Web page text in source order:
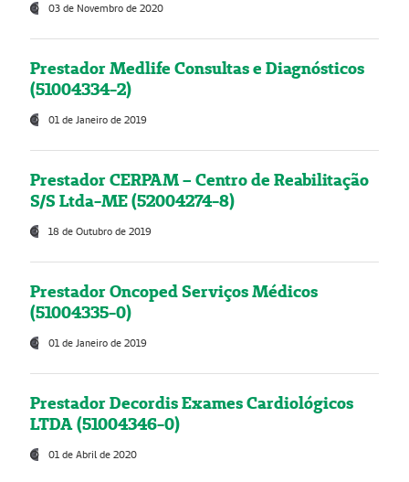
03 de Novembro de 2020
Prestador Medlife Consultas e Diagnósticos
(51004334-2)
01 de Janeiro de 2019
Prestador CERPAM – Centro de Reabilitação
S/S Ltda-ME (52004274-8)
18 de Outubro de 2019
Prestador Oncoped Serviços Médicos
(51004335-0)
01 de Janeiro de 2019
Prestador Decordis Exames Cardiológicos
LTDA (51004346-0)
01 de Abril de 2020